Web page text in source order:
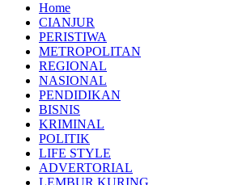
Home
CIANJUR
PERISTIWA
METROPOLITAN
REGIONAL
NASIONAL
PENDIDIKAN
BISNIS
KRIMINAL
POLITIK
LIFE STYLE
ADVERTORIAL
LEMBUR KURING